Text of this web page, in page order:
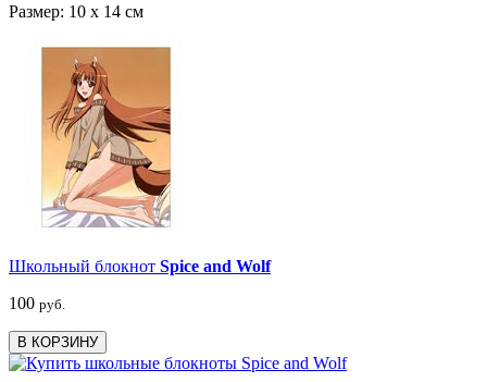
Размер: 10 x 14 см
Школьный блокнот Spice and Wolf
100 руб.
В КОРЗИНУ